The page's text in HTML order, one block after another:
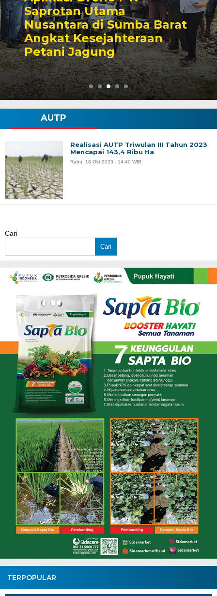
Jangan Kalah oleh Hama
Penyakit, Yuk Atasi
Tantangan Budidaya
Kembang Kol!
Cari
Cari
TERPOPULAR
AUTP
Realisasi AUTP Triwulan III Tahun 2023
Mencapai 143,4 Ribu Ha
Rabu, 18 Okt 2023 - 14:40 WIB